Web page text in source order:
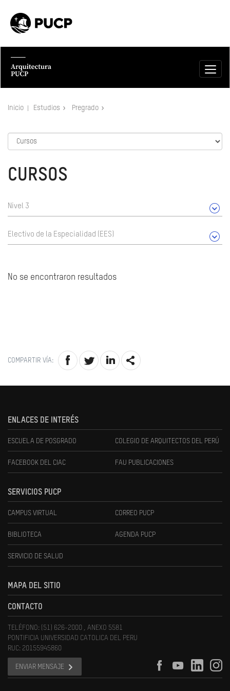
Inicio Estudios Pregrado
CURSOS
Nivel 3
Electivo de la Especialidad (EES)
No se encontraron resultados
COMPARTIR VÍA:
ENLACES DE INTERÉS
ESCUELA DE POSGRADO COLEGIO DE ARQUITECTOS DEL PERÚ
FACEBOOK DEL CIAC FAU PUBLICACIONES
SERVICIOS PUCP
CAMPUS VIRTUAL CORREO PUCP
BIBLIOTECA AGENDA PUCP
SERVICIO DE SALUD
MAPA DEL SITIO
CONTACTO
TELÉFONO: (51) 626-2000 , ANEXO 5581
PONTIFICIA UNIVERSIDAD CATOLICA DEL PERU
RUC: 20155945860
ENVIAR MENSAJE